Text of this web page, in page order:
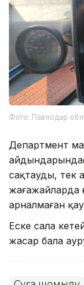
Фото: Павлодар
Департмент
сақтауды, тек
жағажайларда
арналмаған
Еске сала
жасар бала